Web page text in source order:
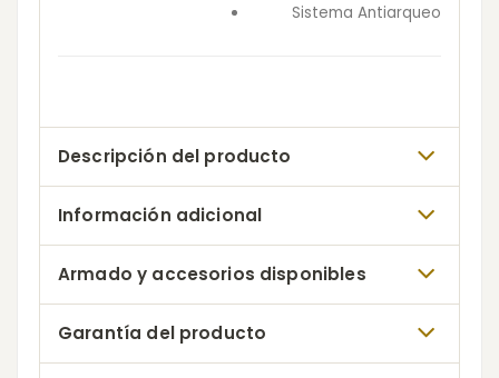
Sistema Antiarqueo
Descripción del producto
Información adicional
Armado y accesorios disponibles
Garantía del producto